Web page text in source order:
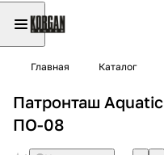
Главная Каталог
Патронташ Aquatic
ПО-08